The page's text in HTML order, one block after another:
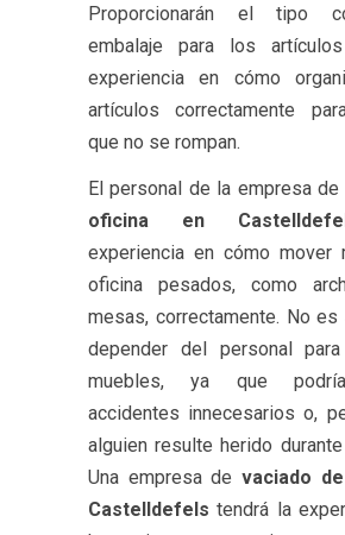
Proporcionarán el tipo
embalaje para los
experiencia en cómo
artículos correctamente
que no se rompan.
El personal de la empresa de
oficina en
experiencia en cómo mover
oficina pesados, como
mesas, correctamente. No es
depender del personal
muebles, ya que
accidentes innecesarios o,
alguien resulte herido
Una empresa de vaciado
Castelldefels tendrá la